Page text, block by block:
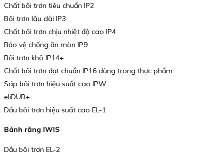
Chất bôi trơn tiêu chuẩn IP2
Bôi trơn lâu dài IP3
Chất bôi trơn chịu nhiệt độ cao IP4
Bảo vệ chống ăn mòn IP9
Bôi trơn khô IP14+
Chất bôi trơn đạt chuẩn IP16 dùng trong thực phẩm
Sáp bôi trơn hiệu suất cao IPW
eliDUR+
Dầu bôi trơn hiệu suất cao EL-1
Bánh răng IWIS
Dầu bôi trơn EL-2